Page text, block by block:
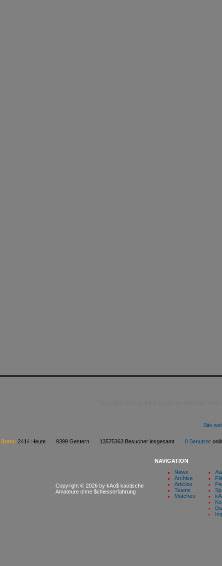
Site
Stats: 2414 Heute 9399 Gestern 13575363 Besucher insgesamt 0 Benutzer
Copyright © 2026 by kAo$ kaotische
Amateure ohne $chiesserfahrung
NAVIGATION
News
Archive
Articles
Teams
Matches